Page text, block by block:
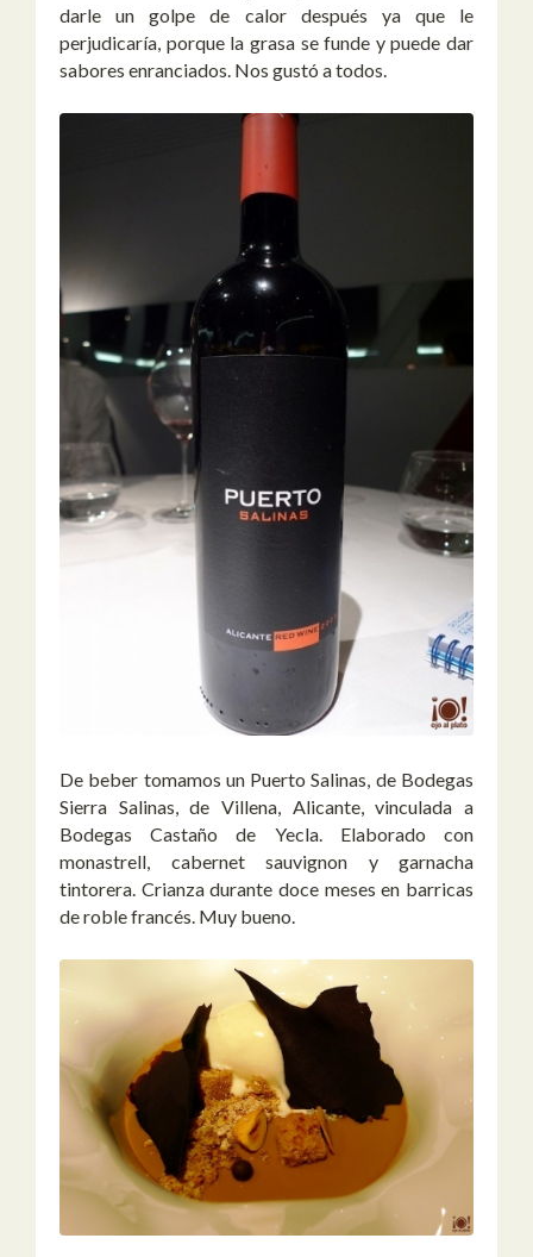
darle un golpe de calor después ya que le
perjudicaría, porque la grasa se funde y puede dar
sabores enranciados. Nos gustó a todos.
De beber tomamos un Puerto Salinas, de Bodegas
Sierra Salinas, de Villena, Alicante, vinculada a
Bodegas Castaño de Yecla. Elaborado con
monastrell, cabernet sauvignon y garnacha
tintorera. Crianza durante doce meses en barricas
de roble francés. Muy bueno.